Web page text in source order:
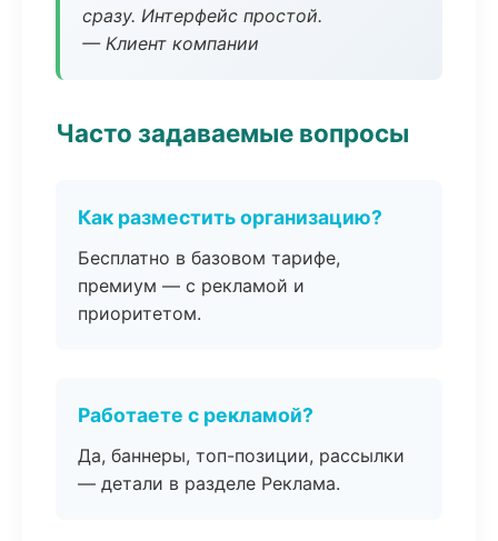
сразу. Интерфейс простой.
— Клиент компании
Часто задаваемые вопросы
Как разместить организацию?
Бесплатно в базовом тарифе,
премиум — с рекламой и
приоритетом.
Работаете с рекламой?
Да, баннеры, топ-позиции, рассылки
— детали в разделе Реклама.